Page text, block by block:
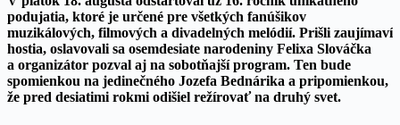
podujatia, ktoré je určené pre všetkých fanúšikov
muzikálových, filmových a divadelných melódií. Prišli zaujímaví
hostia, oslavovali sa osemdesiate narodeniny Felixa Slováčka
a organizátor pozval aj na sobotňajší program. Ten bude
spomienkou na jedinečného Jozefa Bednárika a pripomienkou,
že pred desiatimi rokmi odišiel režírovať na druhý svet.